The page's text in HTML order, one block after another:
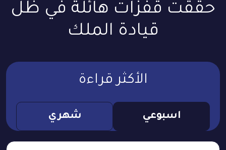
حققت قفزات هائلة في ظل
قيادة الملك
الأكثر قراءة
اسبوعي شهري